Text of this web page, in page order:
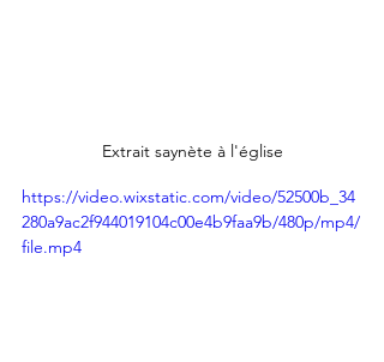
Extrait saynète à l'église
https://video.wixstatic.com/video/52500b_34
280a9ac2f944019104c00e4b9faa9b/480p/mp4/
file.mp4